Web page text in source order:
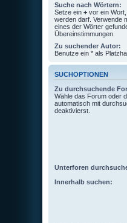
Suche nach Wörtern:
Setze ein + vor ein
werden darf. Verwende
eines der Wörter
Übereinstimmungen.
Zu suchender Autor:
Benutze ein * als
SUCHOPTIONEN
Zu durchsuchende
Wähle das Forum oder
automatisch mit
deaktivierst.
Unterforen
Innerhalb suchen: